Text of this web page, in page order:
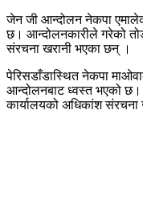
जेन जी आन्दोलन नेकपा
छ। आन्दोलनकारीले गरेको
संरचना खरानी भएका छन् ।
पेरिसडाँडास्थित नेकपा
आन्दोलनबाट ध्वस्त भएको
कार्यालयको अधिकांश